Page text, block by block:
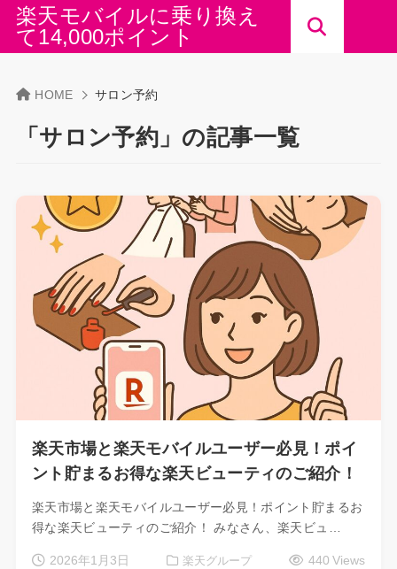
楽天モバイルに乗り換え
て14,000ポイント
HOME サロン予約
「サロン予約」の記事一覧
楽天市場と楽天モバイルユーザー必見！ポイ
ント貯まるお得な楽天ビューティのご紹介！
楽天市場と楽天モバイルユーザー必見！ポイント貯まるお
得な楽天ビューティのご紹介！ みなさん、楽天ビュ…
2026年1月3日 楽天グループ 440 Views